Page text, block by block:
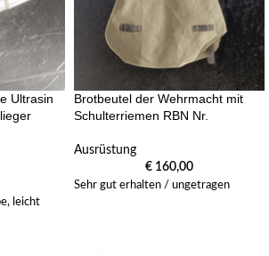
Ultrasin
leicht
Brotbeutel der Wehrmacht mit
Schulterriemen RBN Nr.
Ausrüstung
€ 160,00
Sehr gut erhalten / ungetragen